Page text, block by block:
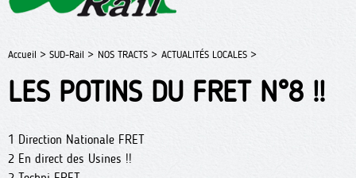
Accueil > SUD-Rail > NOS TRACTS > ACTUALITÉS LOCALES >
LES POTINS DU FRET N°8 !!
1 Direction Nationale FRET
2 En direct des Usines !!